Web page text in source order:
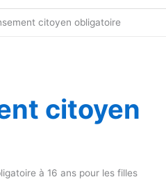
principalcitoyen obligatoire
citoyen
à 16 ans pour les filles